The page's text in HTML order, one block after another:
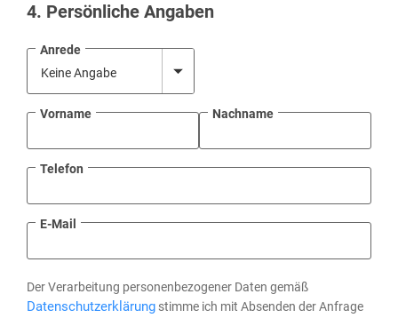
4. Persönliche Angaben
Anrede
Vorname Nachname
Telefon
E-Mail
Der Verarbeitung personenbezogener Daten gemäß
Datenschutzerklärung stimme ich mit Absenden der Anfrage